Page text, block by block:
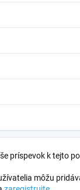
príspevok k tejto
môžu